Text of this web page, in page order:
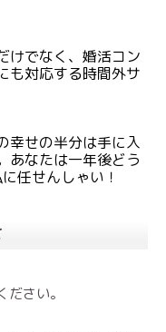
けでなく、婚活コン
も対応する時間外サ
幸せの半分は手に入
あなたは一年後どう
任せんしゃい！
さい。